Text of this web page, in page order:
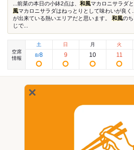
...前菜の本日の小鉢2点は、 和風マカロニサラダ
風マカロニサラダはねっとりとして味わいが良
が出来ている熱いエリアだと思います。 和風の
じで...
空席
情報
土
8/8
日
9
月
10
火
11